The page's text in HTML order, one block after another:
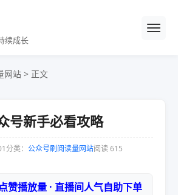
续成长
网站 > 正文
号新手必看攻略
分类： 公众号刷阅读量网站阅读 615
赞播放量 · 直播间人气自助下单